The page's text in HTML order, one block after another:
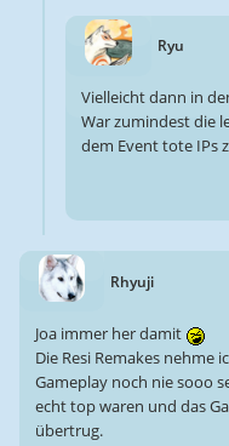
Ryu
Vielleicht dann in
War zumindest die
dem Event tote IPs
Rhyuji
Joa immer her damit
Die Resi Remakes nehme
Gameplay noch nie sooo
echt top waren und das
übertrug.